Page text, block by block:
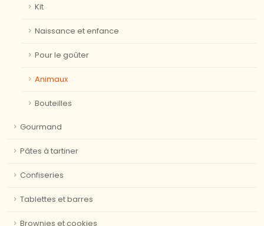
Kit
Naissance et enfance
Pour le goûter
Animaux
Bouteilles
Gourmand
Pâtes à tartiner
Confiseries
Tablettes et barres
Brownies et cookies